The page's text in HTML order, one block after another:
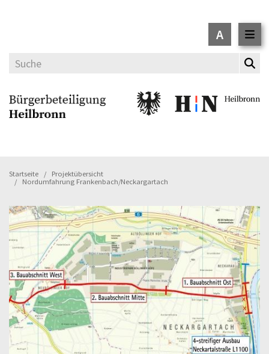
A
Startseite
Projektübersicht
Nordumfahrung Frankenbach/Neckargartach